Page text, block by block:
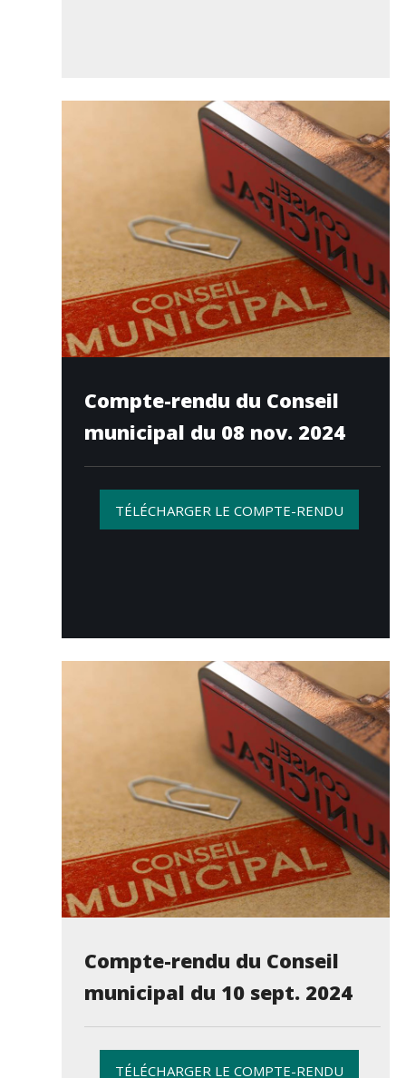
Compte-rendu du Conseil
municipal du 08 nov. 2024
TÉLÉCHARGER LE COMPTE-RENDU
Compte-rendu du Conseil
municipal du 10 sept. 2024
TÉLÉCHARGER LE COMPTE-RENDU